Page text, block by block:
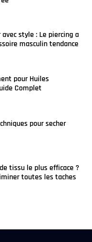
style : Le piercing a
masculin tendance
pour Huiles
Complet
pour secher
tissu le plus efficace ?
toutes les taches